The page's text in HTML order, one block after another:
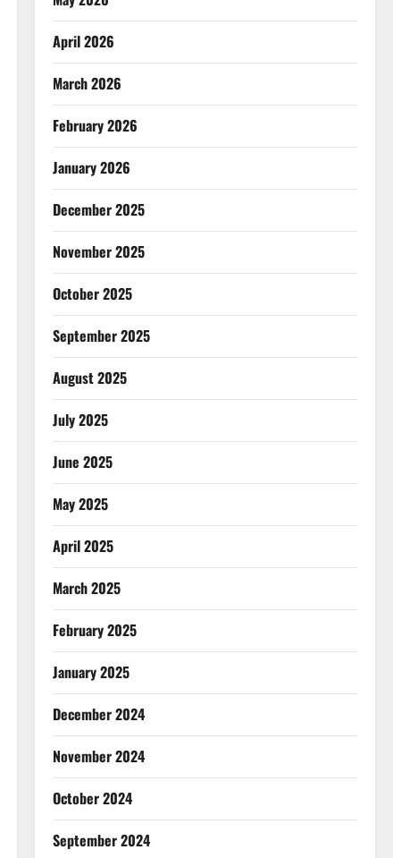
April 2026
March 2026
February 2026
January 2026
December 2025
November 2025
October 2025
September 2025
August 2025
July 2025
June 2025
May 2025
April 2025
March 2025
February 2025
January 2025
December 2024
November 2024
October 2024
September 2024